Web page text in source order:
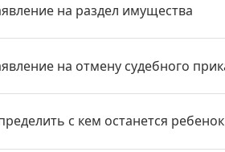
на раздел имущества
на отмену судебного
с кем останется ребенок